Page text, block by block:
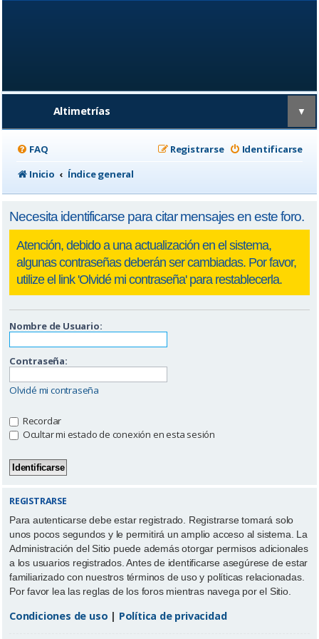
Altimetrías ▼
FAQ Identificarse
Registrarse
Inicio
Índice general
Necesita identificarse para citar mensajes en este foro.
Nombre de Usuario:
Contraseña:
Olvidé mi contraseña
Recordar
Ocultar mi estado de conexión en esta sesión
REGISTRARSE
Para autenticarse debe estar registrado. Registrarse tomará solo
unos pocos segundos y le permitirá un amplio acceso al sistema. La
Administración del Sitio puede además otorgar permisos adicionales
a los usuarios registrados. Antes de identificarse asegúrese de estar
familiarizado con nuestros términos de uso y políticas relacionadas.
Por favor lea las reglas de los foros mientras navega por el Sitio.
Condiciones de uso | Política de privacidad